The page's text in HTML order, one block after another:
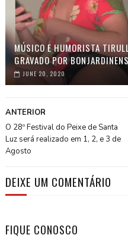
MÚSICO E HUMORISTA
GRAVADO POR
JUNE 20, 2020
ANTERIOR
O 28º Festival do Peixe de Santa
Luz será realizado em 1, 2, e 3 de
Agosto
DEIXE UM COMENTÁRIO
FIQUE CONOSCO